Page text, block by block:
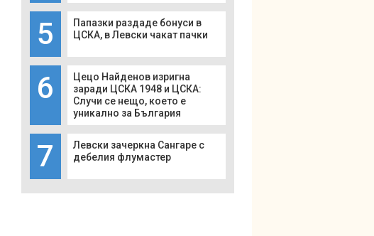
5
Папазки раздаде бонуси в
ЦСКА, в Левски чакат пачки
6
Цецо Найденов изригна
заради ЦСКА 1948 и ЦСКА:
Случи се нещо, което е
уникално за България
7
Левски зачеркна Сангаре с
дебелия флумастер